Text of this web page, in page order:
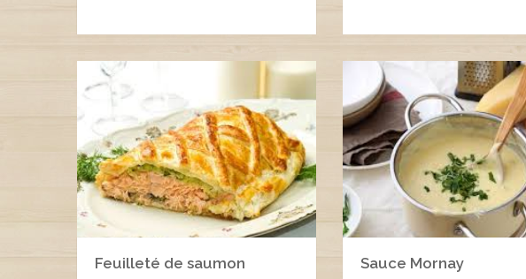
Feuilleté de saumon Sauce Mornay